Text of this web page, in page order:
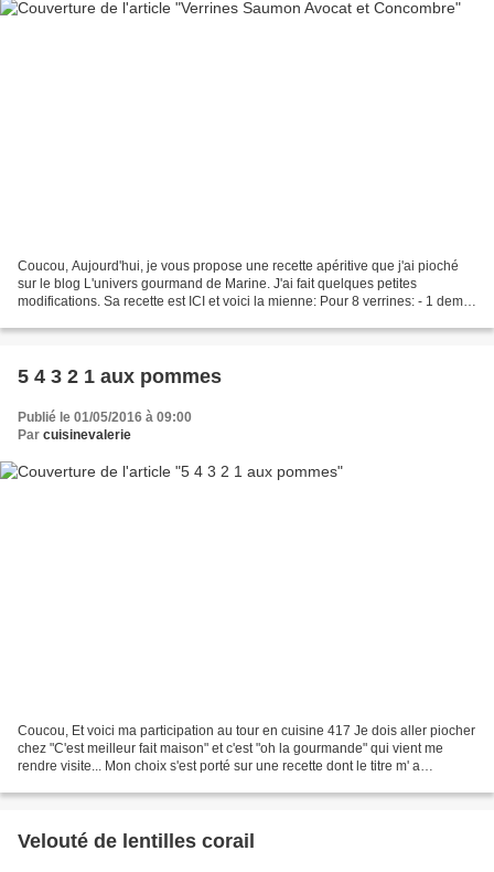
Coucou, Aujourd'hui, je vous propose une recette apéritive que j'ai pioché
sur le blog L'univers gourmand de Marine. J'ai fait quelques petites
modifications. Sa recette est ICI et voici la mienne: Pour 8 verrines: - 1 demi
5 4 3 2 1 aux pommes
Publié le 01/05/2016 à 09:00
Par cuisinevalerie
Coucou, Et voici ma participation au tour en cuisine 417 Je dois aller piocher
chez "C'est meilleur fait maison" et c'est "oh la gourmande" qui vient me
rendre visite... Mon choix s'est porté sur une recette dont le titre m' a
Velouté de lentilles corail